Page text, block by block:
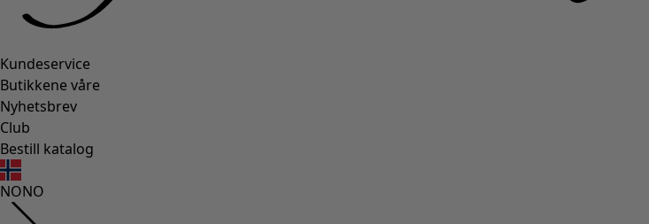
Kundeservice
Butikkene våre
Nyhetsbrev
Club
Bestill katalog
NONO